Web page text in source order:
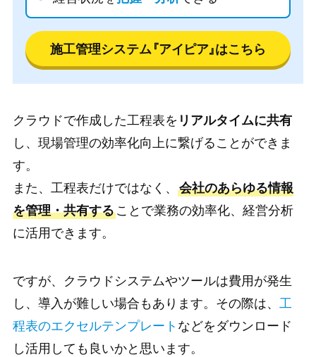
施工管理システム『アイピア』はこちら
クラウドで作成した工程表を リアルタイムに共有
し、現場管理の効率化向上に繋げることができま
す。
また、工程表だけではなく、 会社のあらゆる情報
を管理・共有することで業務の効率化、経営分析
に活用できます。
ですが、クラウドシステムやツールは費用が発生
し、導入が難しい場合もあります。その際は、 工
程表のエクセルテンプレート などをダウンロード
し活用しても良いかと思います。